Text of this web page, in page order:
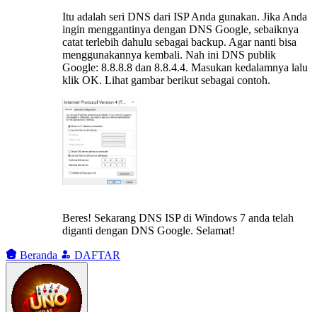
Itu adalah seri DNS dari ISP Anda gunakan. Jika Anda
ingin menggantinya dengan DNS Google, sebaiknya
catat terlebih dahulu sebagai backup. Agar nanti bisa
menggunakannya kembali. Nah ini DNS publik
Google: 8.8.8.8 dan 8.8.4.4. Masukan kedalamnya lalu
klik OK. Lihat gambar berikut sebagai contoh.
Beres! Sekarang DNS ISP di Windows 7 anda telah
diganti dengan DNS Google. Selamat!
Beranda DAFTAR